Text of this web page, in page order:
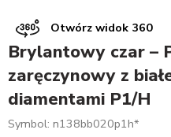
Otwórz widok 360
Brylantowy czar –
zaręczynowy z
diamentami P1/H
Symbol: n138bb020p1h*